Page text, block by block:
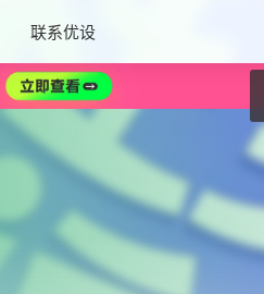
联系优设